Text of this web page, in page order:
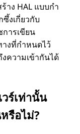
าง HAL แบบกํา
งเกี่ยวกับ
ารเขียน
งที่กําหนดไว้
ความเข้ากันได้
ร์เท่านั้น
รือไม่?